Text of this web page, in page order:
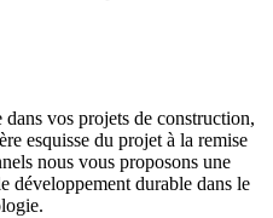
vos projets de construction,
esquisse du projet à la remise
nous vous proposons une
développement durable dans le